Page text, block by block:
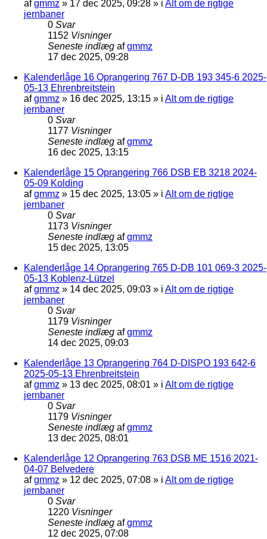
afgmmz » 17 dec 2025, 09:28 » i Alt om de rigtige
jernbaner
0 Svar
1152 Visninger
Seneste indlæg afgmmz
17 dec 2025, 09:28
Kalenderlåge 16 Oprangering 767 D-DB 193 345-6 2025-
05-13 Ehrenbreitstein
afgmmz » 16 dec 2025, 13:15 » i Alt om de rigtige
jernbaner
0 Svar
1177 Visninger
Seneste indlæg afgmmz
16 dec 2025, 13:15
Kalenderlåge 15 Oprangering 766 DSB EB 3218 2024-
05-09 Kolding
afgmmz » 15 dec 2025, 13:05 » i Alt om de rigtige
jernbaner
0 Svar
1173 Visninger
Seneste indlæg afgmmz
15 dec 2025, 13:05
Kalenderlåge 14 Oprangering 765 D-DB 101 069-3 2025-
05-13 Koblenz-Lützel
afgmmz » 14 dec 2025, 09:03 » i Alt om de rigtige
jernbaner
0 Svar
1179 Visninger
Seneste indlæg afgmmz
14 dec 2025, 09:03
Kalenderlåge 13 Oprangering 764 D-DISPO 193 642-6
2025-05-13 Ehrenbreitstein
afgmmz » 13 dec 2025, 08:01 » i Alt om de rigtige
jernbaner
0 Svar
1179 Visninger
Seneste indlæg afgmmz
13 dec 2025, 08:01
Kalenderlåge 12 Oprangering 763 DSB ME 1516 2021-
04-07 Belvedere
afgmmz » 12 dec 2025, 07:08 » i Alt om de rigtige
jernbaner
0 Svar
1220 Visninger
Seneste indlæg afgmmz
12 dec 2025, 07:08